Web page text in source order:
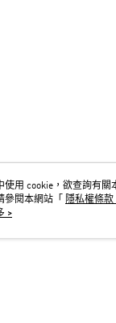
使用 cookie，欲查詢有關
參閱本網站「
隱私權條款
。
>